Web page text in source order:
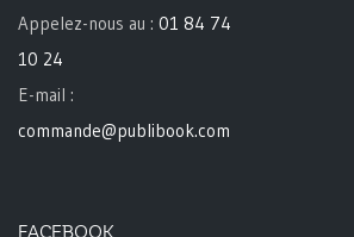
Appelez-nous au : 01 84 74
10 24
E-mail :
commande@publibook.com
FACEBOOK